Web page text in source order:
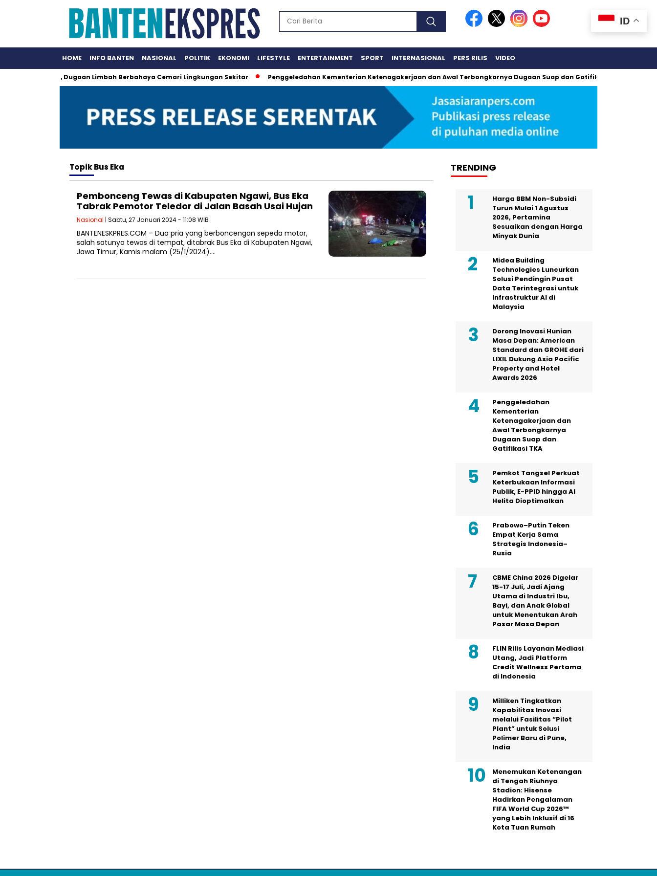
HOME INFO BANTEN NASIONAL POLITIK EKONOMI LIFESTYLE ENTERTAINMENT SPORT INTERNASIONAL PERS RILIS VIDEO
Disegel KLHK, Dugaan Limbah Berbahaya Cemari Lingkungan Sekitar Penggeledahan Kementerian Ketenagakerjaan dan Awal Terbongkarnya Dugaan Suap dan Gatifikasi TKA
TopikBus Eka
Pembonceng Tewas di Kabupaten Ngawi, Bus Eka
Tabrak Pemotor Teledor di Jalan Basah Usai Hujan
Nasional | Sabtu, 27 Januari 2024 - 11:08 WIB
BANTENESKPRES.COM – Dua pria yang berboncengan sepeda motor,
salah satunya tewas di tempat, ditabrak Bus Eka di Kabupaten Ngawi,
Jawa Timur, Kamis malam (25/1/2024)….
TRENDING
Harga BBM Non-Subsidi
Turun Mulai 1 Agustus
2026, Pertamina
Sesuaikan dengan Harga
Minyak Dunia
Midea Building
Technologies Luncurkan
Solusi Pendingin Pusat
Data Terintegrasi untuk
Infrastruktur AI di
Malaysia
Dorong Inovasi Hunian
Masa Depan: American
Standard dan GROHE dari
LIXIL Dukung Asia Pacific
Property and Hotel
Awards 2026
Penggeledahan
Kementerian
Ketenagakerjaan dan
Awal Terbongkarnya
Dugaan Suap dan
Gatifikasi TKA
Pemkot Tangsel Perkuat
Keterbukaan Informasi
Publik, E-PPID hingga AI
Helita Dioptimalkan
Prabowo–Putin Teken
Empat Kerja Sama
Strategis Indonesia–
Rusia
CBME China 2026 Digelar
15-17 Juli, Jadi Ajang
Utama di Industri Ibu,
Bayi, dan Anak Global
untuk Menentukan Arah
Pasar Masa Depan
FLIN Rilis Layanan Mediasi
Utang, Jadi Platform
Credit Wellness Pertama
di Indonesia
Milliken Tingkatkan
Kapabilitas Inovasi
melalui Fasilitas “Pilot
Plant” untuk Solusi
Polimer Baru di Pune,
India
Menemukan Ketenangan
di Tengah Riuhnya
Stadion: Hisense
Hadirkan Pengalaman
FIFA World Cup 2026™
yang Lebih Inklusif di 16
Kota Tuan Rumah
ID